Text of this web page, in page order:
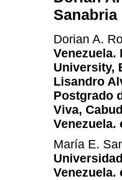
Sanabria
Dorian A.
Venezuela.
University,
Lisandro
Postgrado
Viva,
Venezuela.
María E.
Venezuela.